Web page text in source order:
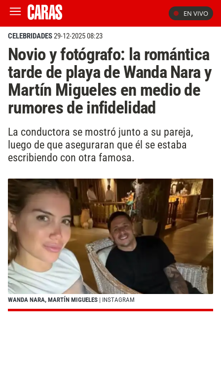
EN VIVO
CELEBRIDADES29-12-2025 08:23
Novio y fotógrafo: la romántica
tarde de playa de Wanda Nara y
Martín Migueles en medio de
rumores de infidelidad
La conductora se mostró junto a su pareja,
luego de que aseguraran que él se estaba
escribiendo con otra famosa.
WANDA NARA, MARTÍN MIGUELES | INSTAGRAM